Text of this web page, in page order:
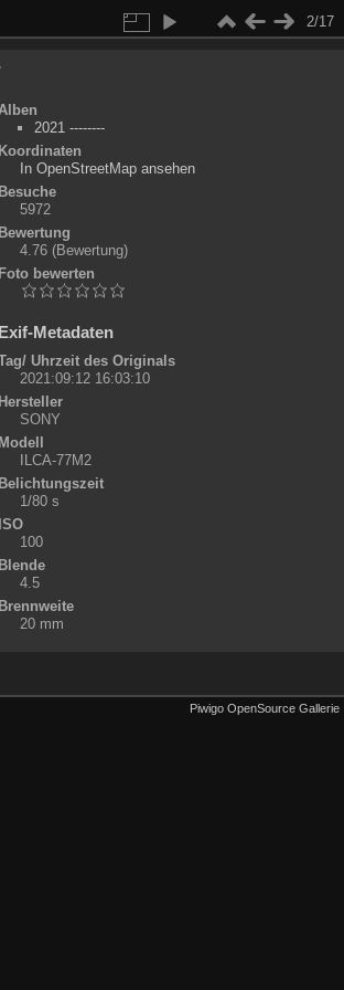
2/17
2021 --------
Koordinaten
+
-
In OpenStreetMap ansehen
Besuche
5972
Bewertung
4.76 (Bewertung)
Foto bewerten
Exif-Metadaten
Uhrzeit des Originals
2021:09:12 16:03:10
Hersteller
SONY
Modell
ILCA-77M2
Belichtungszeit
1/80 s
ISO
100
Blende
4.5
Brennweite
20 mm
Piwigo OpenSource Gallerie